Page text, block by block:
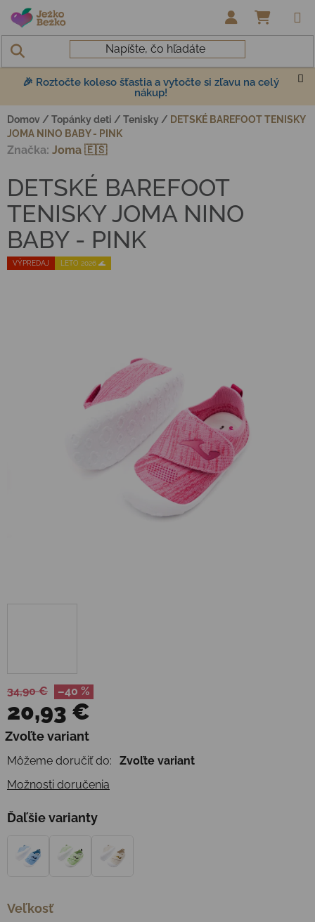
Prejsť na obsah
🎉 Roztočte koleso šťastia a vytočte si zľavu na celý
nákup!
Domov / Topánky deti / Tenisky / DETSKÉ BAREFOOT TENISKY
JOMA NINO BABY - PINK
34,90 € –40 %
20,93 €
Jednotková cena:
Zvoľte variant
Môžeme doručiť do:
Zvoľte variant
Možnosti doručenia
Ďaľšie varianty
Veľkosť
VÝPREDAJ LETO 2026 🌊
DETSKÉ BAREFOOT
TENISKY JOMA NINO
BABY - PINK
Značka: Joma 🇪🇸